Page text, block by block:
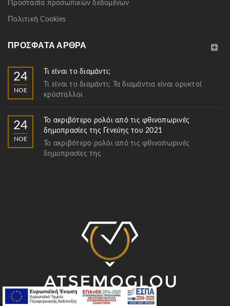
Προστασία προσωπικών δεδομένων
Πολιτική Cookies
ΠΡΌΣΦΑΤΑ ΆΡΘΡΑ
24
ΝΟΈ
Τι είναι το διαμάντι;
Τι είναι το διαμάντι; Τα διαμάντια είναι ορυκτοί
κρύσταλλοι
24
ΝΟΈ
Το ακριβότερο ρολόι από τις φθινοπωρινές
δημοπρασίες της Γενεύης του 2021
Το ακριβότερο ρολόι από τις φθινοπωρινές
δημοπρασίες της